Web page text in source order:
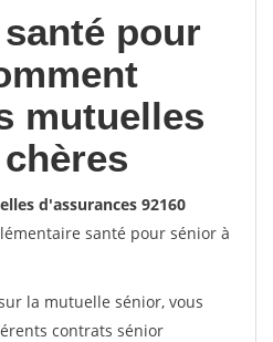
pour
mutuelles
d'assurances 92160
santé pour sénior à
la mutuelle sénior, vous
contrats sénior